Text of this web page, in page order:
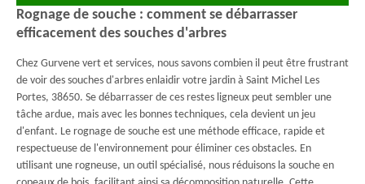
Rognage de souche : comment se débarrasser
efficacement des souches d'arbres
Chez Gurvene vert et services, nous savons combien il peut être frustrant
de voir des souches d'arbres enlaidir votre jardin à Saint Michel Les
Portes, 38650. Se débarrasser de ces restes ligneux peut sembler une
tâche ardue, mais avec les bonnes techniques, cela devient un jeu
d'enfant. Le rognage de souche est une méthode efficace, rapide et
respectueuse de l'environnement pour éliminer ces obstacles. En
utilisant une rogneuse, un outil spécialisé, nous réduisons la souche en